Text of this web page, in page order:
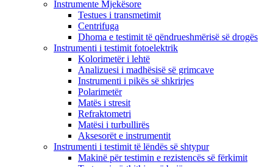
Instrumente Mjekësore
Testues i transmetimit
Centrifuga
Dhoma e testimit të qëndrueshmërisë së drogës
Instrumenti i testimit fotoelektrik
Kolorimetër i lehtë
Analizuesi i madhësisë së grimcave
Instrumenti i pikës së shkrirjes
Polarimetër
Matës i stresit
Refraktometri
Matësi i turbullirës
Aksesorët e instrumentit
Instrumenti i testimit të lëndës së shtypur
Makinë për testimin e rezistencës së fërkimit